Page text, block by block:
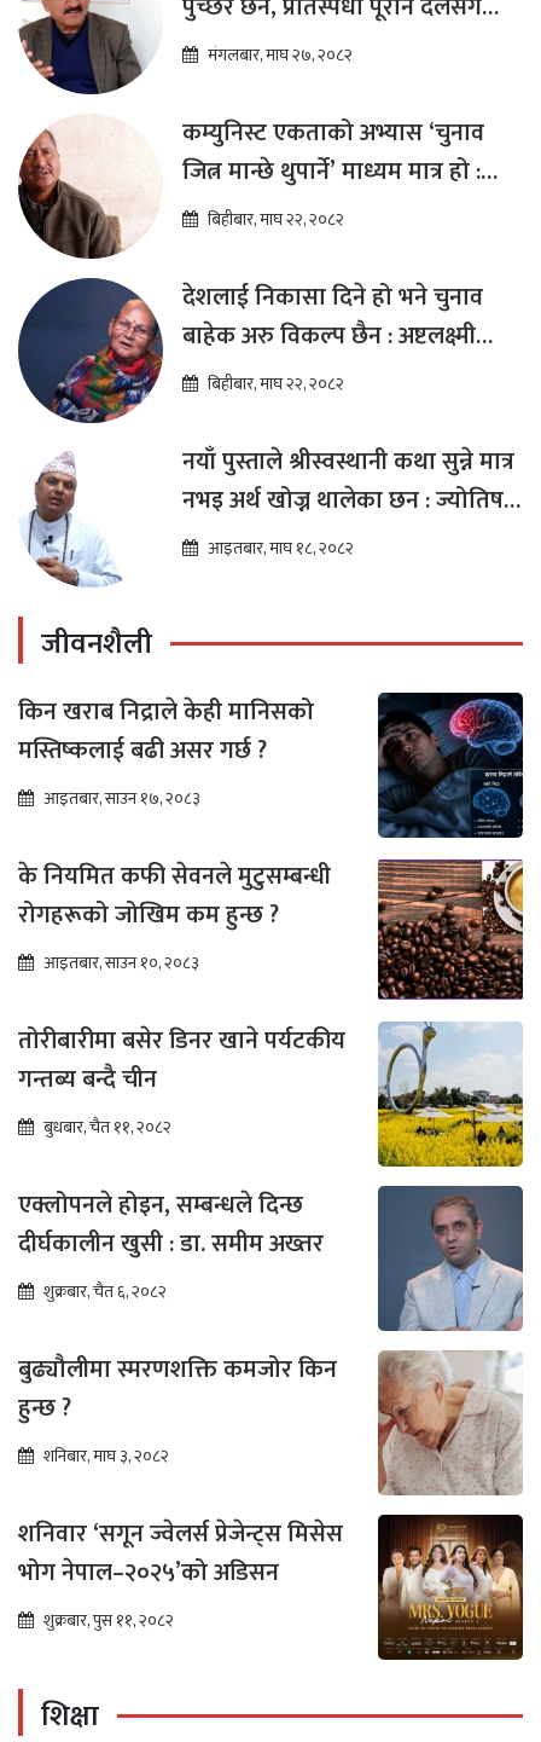
हुन्छ : डा.प्रकाश शरण महत
मंगलबार, माघ २७, २०८२
कम्युनिस्ट एकताको अभ्यास ‘चुनाव
जित्न मान्छे थुपार्ने’ माध्यम मात्र हो :
विप्लव
बिहीबार, माघ २२, २०८२
देशलाई निकासा दिने हो भने चुनाव
बाहेक अरु विकल्प छैन : अष्टलक्ष्मी
शाक्यबिहीबार, माघ २२, २०८२
नयाँ पुस्ताले श्रीस्वस्थानी कथा सुन्ने मात्र
नभइ अर्थ खोज्न थालेका छन : ज्योतिष
तारा लोचन न्यौपाने
आइतबार, माघ १८, २०८२
जीवनशैली
किन खराब निद्राले केही मानिसको
मस्तिष्कलाई बढी असर गर्छ ?
आइतबार, साउन १७, २०८३
के नियमित कफी सेवनले मुटुसम्बन्धी
रोगहरूको जोखिम कम हुन्छ ?
आइतबार, साउन १०, २०८३
तोरीबारीमा बसेर डिनर खाने पर्यटकीय
गन्तब्य बन्दै चीन
बुधबार, चैत ११, २०८२
एक्लोपनले होइन, सम्बन्धले दिन्छ
दीर्घकालीन खुसी : डा. समीम अख्तर
शुक्रबार, चैत ६, २०८२
बुढ्यौलीमा स्मरणशक्ति कमजोर किन
हुन्छ ?
शनिबार, माघ ३, २०८२
शनिवार ‘सगून ज्वेलर्स प्रेजेन्ट्स मिसेस
भोग नेपाल–२०२५’को अडिसन
शुक्रबार, पुस ११, २०८२
शिक्षा